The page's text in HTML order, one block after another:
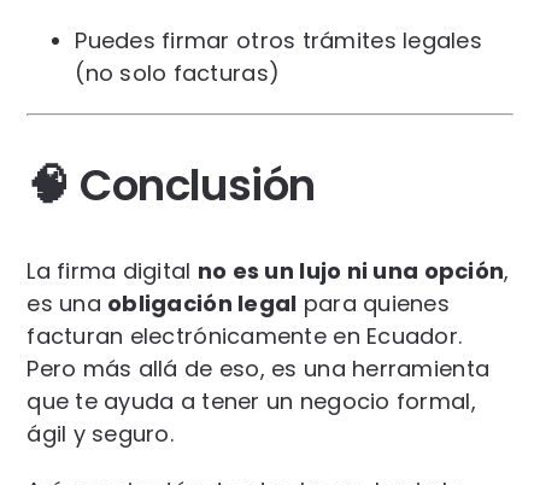
Puedes firmar otros trámites legales
(no solo facturas)
🧠 Conclusión
La firma digital no es un lujo ni una opción,
es una obligación legal para quienes
facturan electrónicamente en Ecuador.
Pero más allá de eso, es una herramienta
que te ayuda a tener un negocio formal,
ágil y seguro.